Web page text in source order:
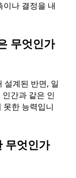
나 결정을 내
무엇인가
설계된 반면, 일
간과 같은 인
못한 능력입니
무엇인가